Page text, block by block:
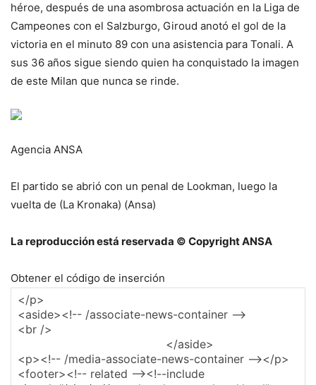
héroe, después de una asombrosa actuación en la Liga de
Campeones con el Salzburgo, Giroud anotó el gol de la
victoria en el minuto 89 con una asistencia para Tonali. A
sus 36 años sigue siendo quien ha conquistado la imagen
de este Milan que nunca se rinde.
Agencia ANSA
El partido se abrió con un penal de Lookman, luego la
vuelta de (La Kronaka) (Ansa)
La reproducción está reservada © Copyright ANSA
Obtener el código de inserción